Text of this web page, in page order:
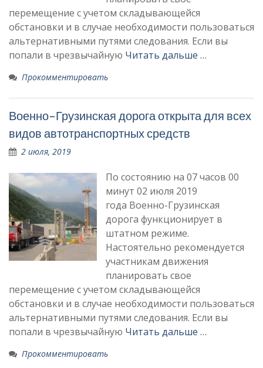
перемещение с учетом складывающейся
обстановки и в случае необходимости пользоваться
альтернативными путями следования. Если вы
попали в чрезвычайную Читать дальше …
Прокомментировать
Военно-Грузинская дорога открыта для всех
видов автотранспортных средств
2 июля, 2019
По состоянию на 07 часов 00
минут 02 июля 2019
года Военно-Грузинская
дорога функционирует в
штатном режиме.
Настоятельно рекомендуется
участникам движения
планировать свое
перемещение с учетом складывающейся
обстановки и в случае необходимости пользоваться
альтернативными путями следования. Если вы
попали в чрезвычайную Читать дальше …
Прокомментировать